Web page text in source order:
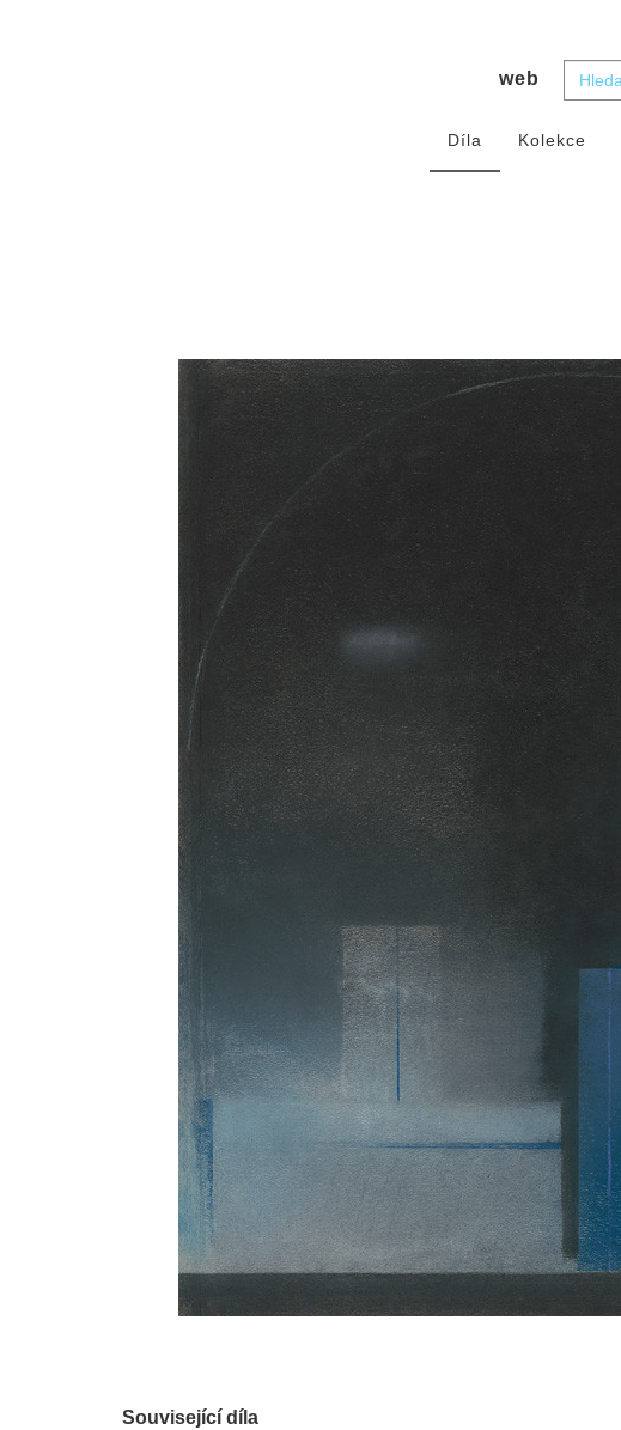
web
Díla Kolekce
Související díla